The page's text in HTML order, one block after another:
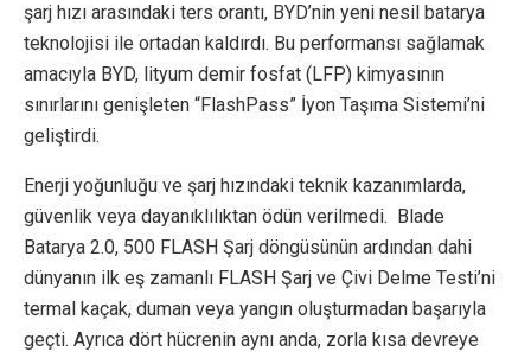
şarj hızı arasındaki ters orantı, BYD’nin yeni nesil batarya
teknolojisi ile ortadan kaldırdı. Bu performansı sağlamak
amacıyla BYD, lityum demir fosfat (LFP) kimyasının
sınırlarını genişleten “FlashPass” İyon Taşıma Sistemi’ni
geliştirdi.
Enerji yoğunluğu ve şarj hızındaki teknik kazanımlarda,
güvenlik veya dayanıklılıktan ödün verilmedi. Blade
Batarya 2.0, 500 FLASH Şarj döngüsünün ardından dahi
dünyanın ilk eş zamanlı FLASH Şarj ve Çivi Delme Testi’ni
termal kaçak, duman veya yangın oluşturmadan başarıyla
geçti. Ayrıca dört hücrenin aynı anda, zorla kısa devreye